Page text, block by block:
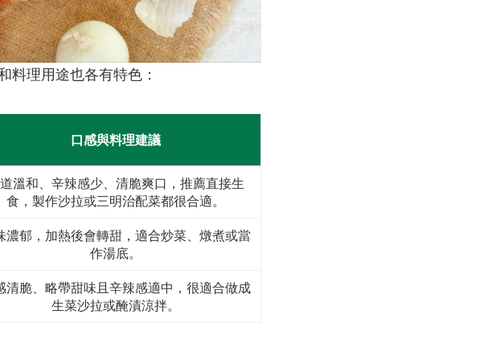
料理用途也各有特色：
口感與料理建議
溫和、辛辣感少、清脆爽口，推薦直接生
食，製作沙拉或三明治配菜都很合適。
濃郁，加熱後會轉甜，適合炒菜、燉煮或當
作湯底。
清脆、略帶甜味且辛辣感適中，很適合做成
生菜沙拉或醃漬涼拌。